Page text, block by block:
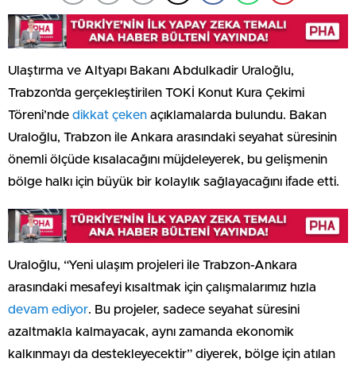
Ulaştırma ve Altyapı Bakanı Abdulkadir Uraloğlu,
Trabzon’da gerçekleştirilen TOKİ Konut Kura Çekimi
Töreni’nde dikkat çeken açıklamalarda bulundu. Bakan
Uraloğlu, Trabzon ile Ankara arasındaki seyahat süresinin
önemli ölçüde kısalacağını müjdeleyerek, bu gelişmenin
bölge halkı için büyük bir kolaylık sağlayacağını ifade etti.
Uraloğlu, “Yeni ulaşım projeleri ile Trabzon-Ankara
arasındaki mesafeyi kısaltmak için çalışmalarımız hızla
devam ediyor. Bu projeler, sadece seyahat süresini
azaltmakla kalmayacak, aynı zamanda ekonomik
kalkınmayı da destekleyecektir” diyerek, bölge için atılan